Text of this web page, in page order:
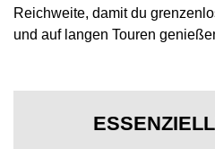
Reichweite, damit du
und auf langen Touren